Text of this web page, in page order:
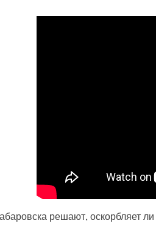
решают, оскорбляет